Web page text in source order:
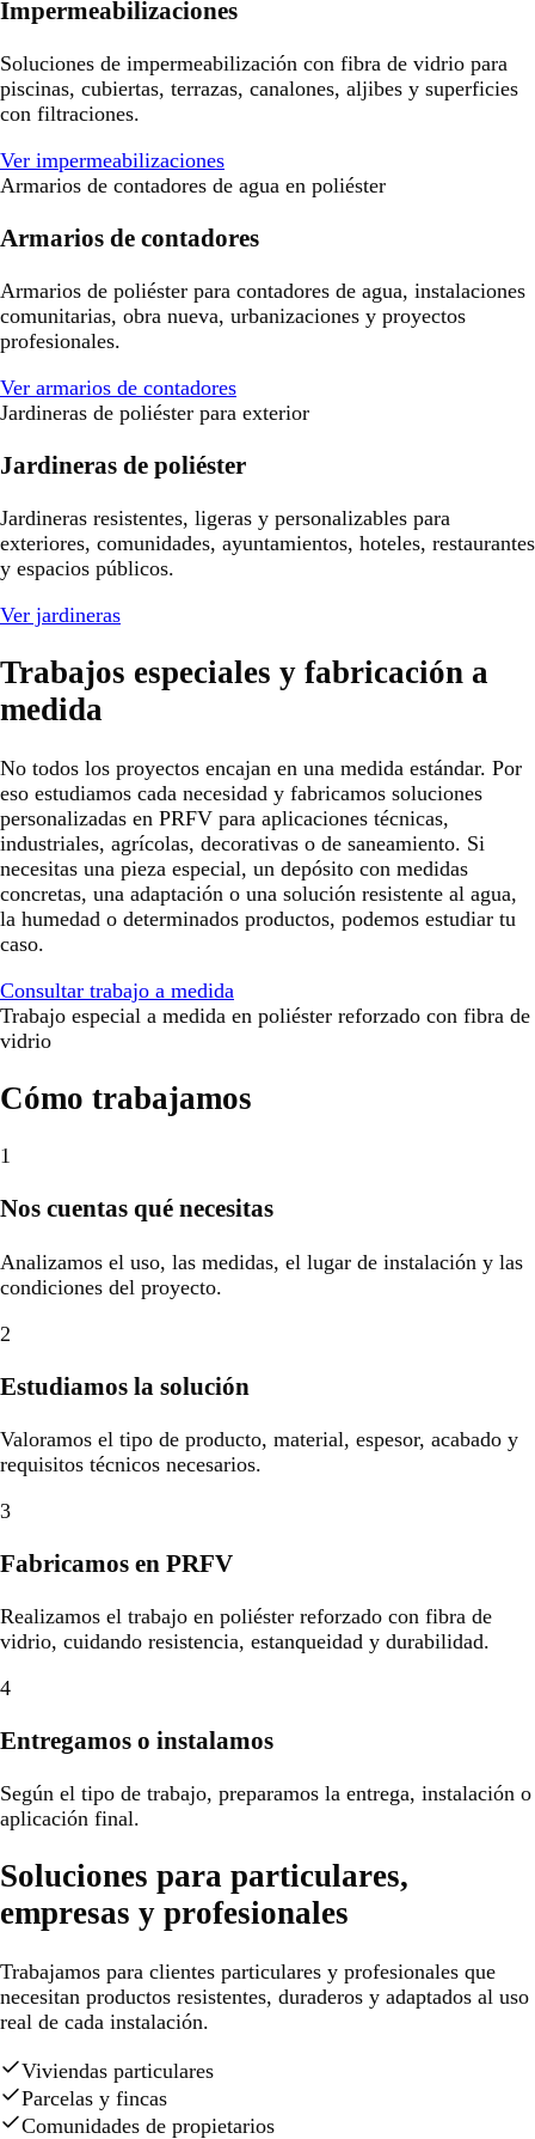
Impermeabilizaciones
Soluciones de impermeabilización con fibra de vidrio para
piscinas, cubiertas, terrazas, canalones, aljibes y superficies
con filtraciones.
Ver impermeabilizaciones
Armarios de contadores de agua en poliéster
Armarios de contadores
Armarios de poliéster para contadores de agua, instalaciones
comunitarias, obra nueva, urbanizaciones y proyectos
profesionales.
Ver armarios de contadores
Jardineras de poliéster para exterior
Jardineras de poliéster
Jardineras resistentes, ligeras y personalizables para
exteriores, comunidades, ayuntamientos, hoteles, restaurantes
y espacios públicos.
Ver jardineras
Trabajos especiales y fabricación a
medida
No todos los proyectos encajan en una medida estándar. Por
eso estudiamos cada necesidad y fabricamos soluciones
personalizadas en PRFV para aplicaciones técnicas,
industriales, agrícolas, decorativas o de saneamiento. Si
necesitas una pieza especial, un depósito con medidas
concretas, una adaptación o una solución resistente al agua,
la humedad o determinados productos, podemos estudiar tu
caso.
Consultar trabajo a medida
Trabajo especial a medida en poliéster reforzado con fibra de
vidrio
Cómo trabajamos
1
Nos cuentas qué necesitas
Analizamos el uso, las medidas, el lugar de instalación y las
condiciones del proyecto.
2
Estudiamos la solución
Valoramos el tipo de producto, material, espesor, acabado y
requisitos técnicos necesarios.
3
Fabricamos en PRFV
Realizamos el trabajo en poliéster reforzado con fibra de
vidrio, cuidando resistencia, estanqueidad y durabilidad.
4
Entregamos o instalamos
Según el tipo de trabajo, preparamos la entrega, instalación o
aplicación final.
Soluciones para particulares,
empresas y profesionales
Trabajamos para clientes particulares y profesionales que
necesitan productos resistentes, duraderos y adaptados al uso
real de cada instalación.
Viviendas particulares
Parcelas y fincas
Comunidades de propietarios